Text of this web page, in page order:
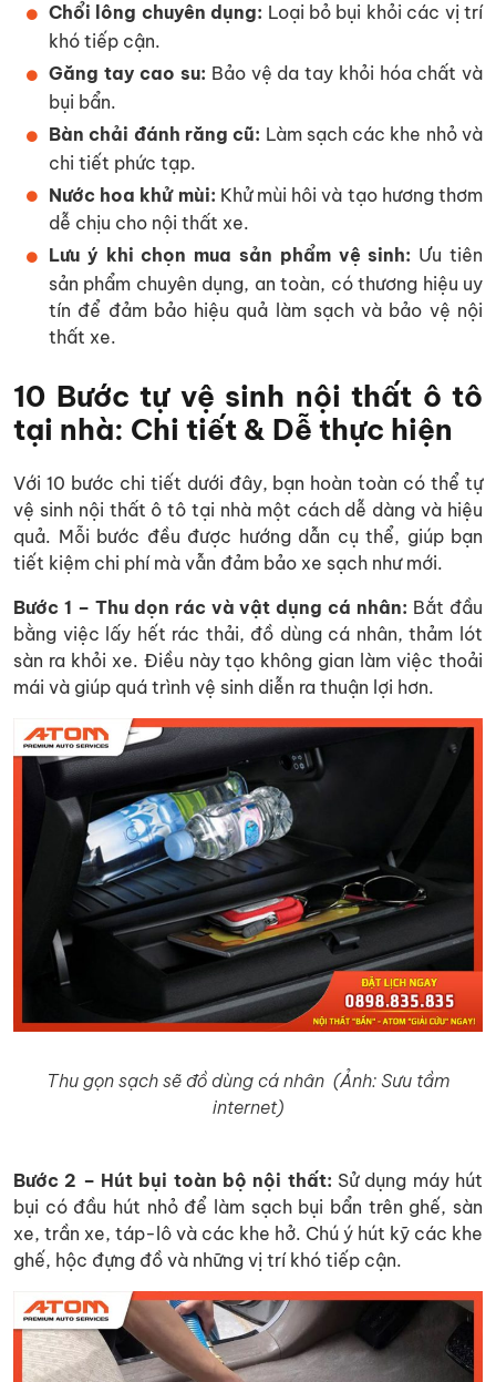
Chổi lông chuyên dụng: Loại bỏ bụi khỏi các vị trí
khó tiếp cận.
Găng tay cao su: Bảo vệ da tay khỏi hóa chất và
bụi bẩn.
Bàn chải đánh răng cũ: Làm sạch các khe nhỏ và
chi tiết phức tạp.
Nước hoa khử mùi: Khử mùi hôi và tạo hương thơm
dễ chịu cho nội thất xe.
Lưu ý khi chọn mua sản phẩm vệ sinh: Ưu tiên
sản phẩm chuyên dụng, an toàn, có thương hiệu uy
tín để đảm bảo hiệu quả làm sạch và bảo vệ nội
thất xe.
10 Bước tự vệ sinh nội thất ô tô
tại nhà: Chi tiết & Dễ thực hiện
Với 10 bước chi tiết dưới đây, bạn hoàn toàn có thể tự
vệ sinh nội thất ô tô tại nhà một cách dễ dàng và hiệu
quả. Mỗi bước đều được hướng dẫn cụ thể, giúp bạn
tiết kiệm chi phí mà vẫn đảm bảo xe sạch như mới.
Bước 1 – Thu dọn rác và vật dụng cá nhân: Bắt đầu
bằng việc lấy hết rác thải, đồ dùng cá nhân, thảm lót
sàn ra khỏi xe. Điều này tạo không gian làm việc thoải
mái và giúp quá trình vệ sinh diễn ra thuận lợi hơn.
Thu gọn sạch sẽ đồ dùng cá nhân (Ảnh: Sưu tầm
internet)
Bước 2 – Hút bụi toàn bộ nội thất: Sử dụng máy hút
bụi có đầu hút nhỏ để làm sạch bụi bẩn trên ghế, sàn
xe, trần xe, táp-lô và các khe hở. Chú ý hút kỹ các khe
ghế, hộc đựng đồ và những vị trí khó tiếp cận.